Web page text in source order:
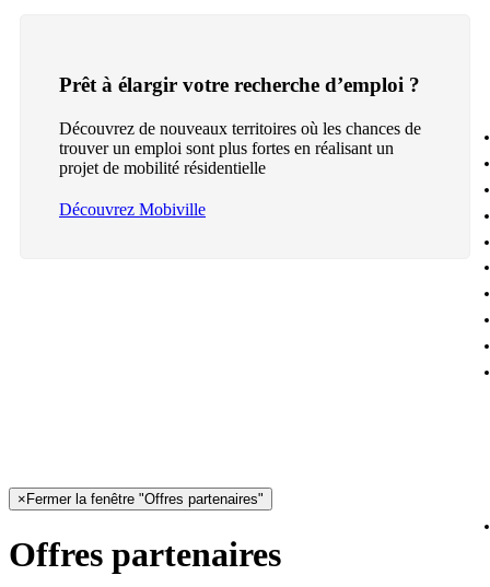
Prêt à élargir votre recherche d’emploi ?
Découvrez de nouveaux territoires où les chances de
trouver un emploi sont plus fortes en réalisant un
projet de mobilité résidentielle
Découvrez Mobiville
× Fermer la fenêtre "Offres partenaires"
Offres partenaires